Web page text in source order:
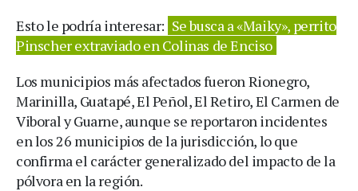
Esto le podría interesar: Se busca a «Maiky», perrito
Pinscher extraviado en Colinas de Enciso
Los municipios más afectados fueron Rionegro,
Marinilla, Guatapé, El Peñol, El Retiro, El Carmen de
Viboral y Guarne, aunque se reportaron incidentes
en los 26 municipios de la jurisdicción, lo que
confirma el carácter generalizado del impacto de la
pólvora en la región.